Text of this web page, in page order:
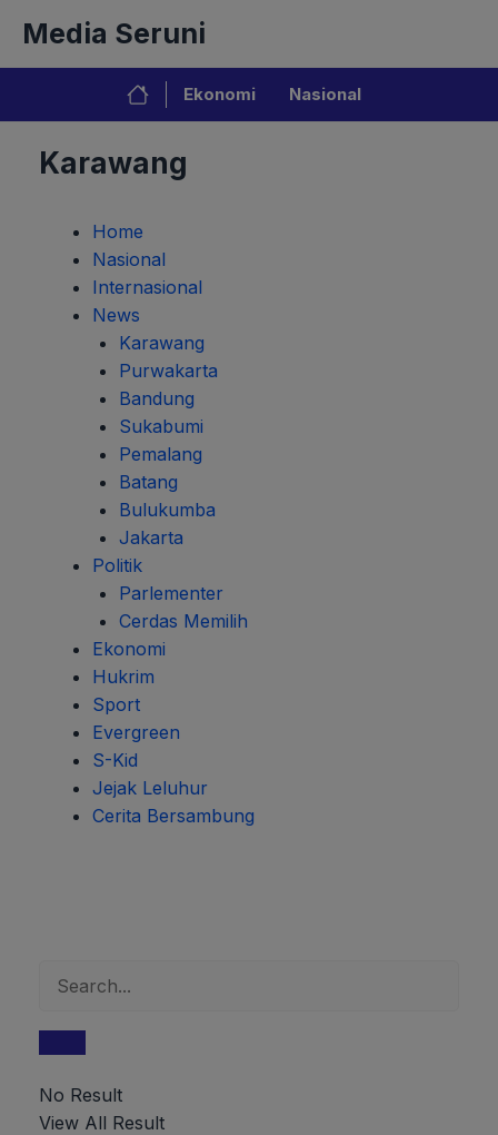
isi
Media Seruni
Ekonomi Nasional
Karawang
Home
Nasional
Internasional
News
Karawang
Purwakarta
Bandung
Sukabumi
Pemalang
Batang
Bulukumba
Jakarta
Politik
Parlementer
Cerdas Memilih
Ekonomi
Hukrim
Sport
Evergreen
S-Kid
Jejak Leluhur
Cerita Bersambung
No Result
View All Result